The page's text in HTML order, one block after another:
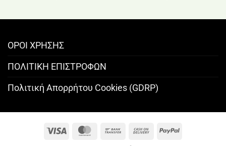
ΟΡΟΙ ΧΡΗΣΗΣ
ΠΟΛΙΤΙΚΗ ΕΠΙΣΤΡΟΦΩΝ
Πολιτική Απορρήτου Cookies (GDRP)
Visa MasterCard
Bank
Cash
PayPal